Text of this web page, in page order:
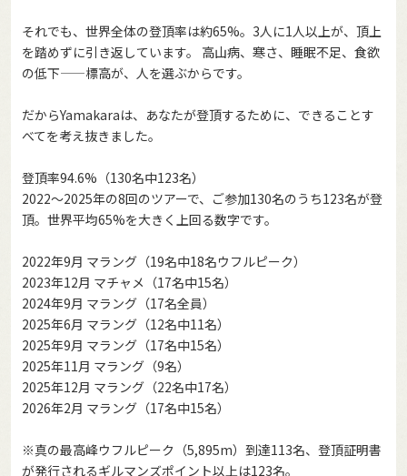
それでも、世界全体の登頂率は約65%。3人に1人以上が、頂上
を踏めずに引き返しています。 高山病、寒さ、睡眠不足、食欲
の低下——標高が、人を選ぶからです。
だからYamakaraは、あなたが登頂するために、できることす
べてを考え抜きました。
登頂率94.6%（130名中123名）
2022〜2025年の8回のツアーで、ご参加130名のうち123名が登
頂。世界平均65%を大きく上回る数字です。
2022年9月 マラング（19名中18名ウフルピーク）
2023年12月 マチャメ（17名中15名）
2024年9月 マラング（17名全員）
2025年6月 マラング（12名中11名）
2025年9月 マラング（17名中15名）
2025年11月 マラング（9名）
2025年12月 マラング（22名中17名）
2026年2月 マラング（17名中15名）
※真の最高峰ウフルピーク（5,895m）到達113名、登頂証明書
が発行されるギルマンズポイント以上は123名。